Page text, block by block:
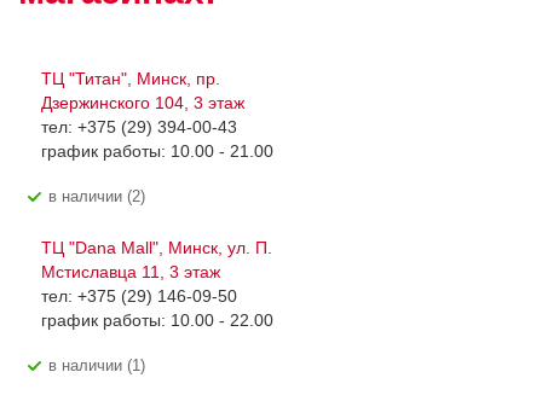
ТЦ "Титан", Минск, пр.
Дзержинского 104, 3 этаж
тел: +375 (29) 394-00-43
график работы: 10.00 - 21.00
В наличии (2)
ТЦ "Dana Mall", Минск, ул. П.
Мстиславца 11, 3 этаж
тел: +375 (29) 146-09-50
график работы: 10.00 - 22.00
В наличии (1)